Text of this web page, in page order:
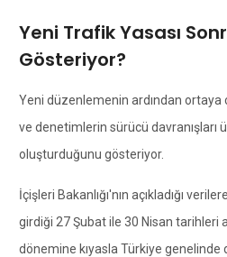
Yeni Trafik Yasası
Gösteriyor?
Yeni düzenlemenin ardından ortaya
ve denetimlerin sürücü davranışları
oluşturduğunu gösteriyor.
İçişleri Bakanlığı'nın açıkladığı
girdiği 27 Şubat ile 30 Nisan tarihleri
dönemine kıyasla Türkiye genelinde